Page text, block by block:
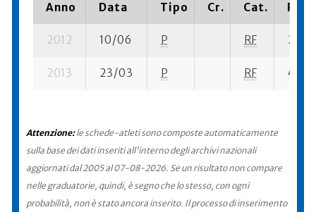
Anno Data Tipo Cr. Cat.
2012 10/06 P RF 27
2013 23/03 P RF 42
Attenzione:le schede-atleti sono composte automaticamente
sulla base dei dati inseriti all'interno degli archivi nazionali
aggiornati dal 2005 al 07-08-2026. Se un risultato non compare
nelle graduatorie, quindi, è segno che lo stesso, con ogni
probabilità, non è stato ancora inserito. Il processo di inserimento